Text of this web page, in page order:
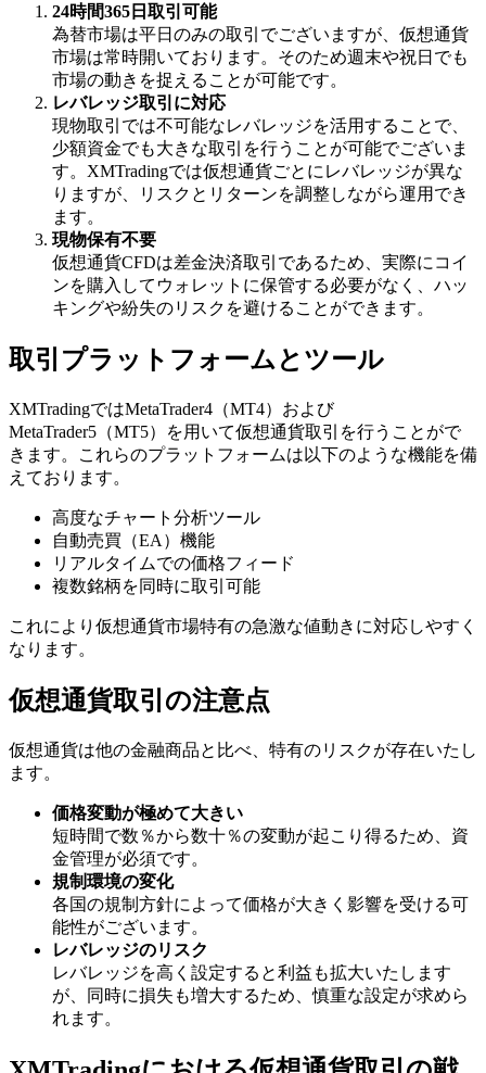
24時間365日取引可能
為替市場は平日のみの取引でございますが、仮想通貨
市場は常時開いております。そのため週末や祝日でも
市場の動きを捉えることが可能です。
レバレッジ取引に対応
現物取引では不可能なレバレッジを活用することで、
少額資金でも大きな取引を行うことが可能でございま
す。XMTradingでは仮想通貨ごとにレバレッジが異な
りますが、リスクとリターンを調整しながら運用でき
ます。
現物保有不要
仮想通貨CFDは差金決済取引であるため、実際にコイ
ンを購入してウォレットに保管する必要がなく、ハッ
キングや紛失のリスクを避けることができます。
取引プラットフォームとツール
XMTradingではMetaTrader4（MT4）および
MetaTrader5（MT5）を用いて仮想通貨取引を行うことがで
きます。これらのプラットフォームは以下のような機能を備
えております。
高度なチャート分析ツール
自動売買（EA）機能
リアルタイムでの価格フィード
複数銘柄を同時に取引可能
これにより仮想通貨市場特有の急激な値動きに対応しやすく
なります。
仮想通貨取引の注意点
仮想通貨は他の金融商品と比べ、特有のリスクが存在いたし
ます。
価格変動が極めて大きい
短時間で数％から数十％の変動が起こり得るため、資
金管理が必須です。
規制環境の変化
各国の規制方針によって価格が大きく影響を受ける可
能性がございます。
レバレッジのリスク
レバレッジを高く設定すると利益も拡大いたします
が、同時に損失も増大するため、慎重な設定が求めら
れます。